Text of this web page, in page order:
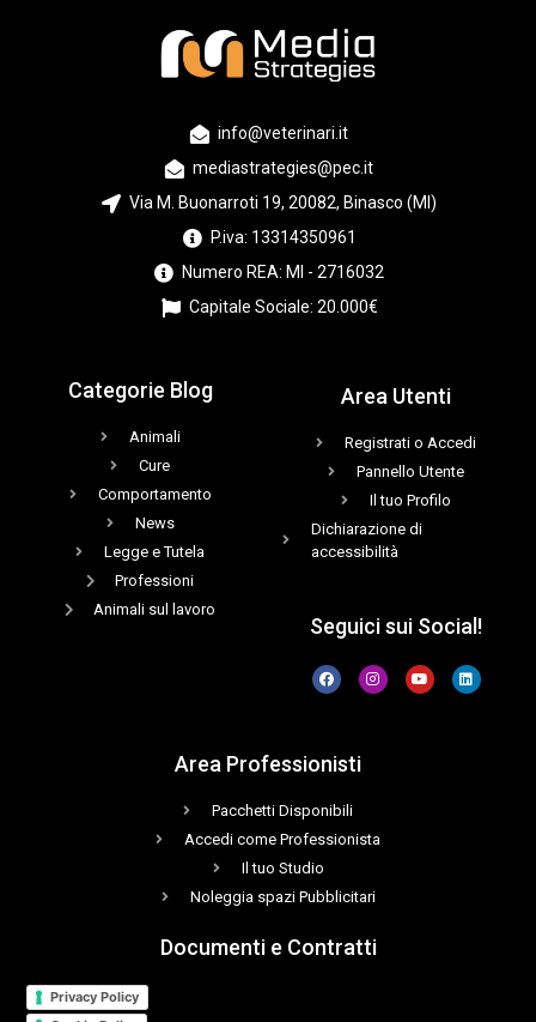
info@veterinari.it
mediastrategies@pec.it
Via M. Buonarroti 19, 20082, Binasco (MI)
P.iva: 13314350961
Numero REA: MI - 2716032
Capitale Sociale: 20.000€
Categorie Blog
Animali
Cure
Comportamento
News
Legge e Tutela
Professioni
Animali sul lavoro
Area Utenti
Registrati o Accedi
Pannello Utente
Il tuo Profilo
Dichiarazione di
accessibilità
Seguici sui Social!
Area Professionisti
Pacchetti Disponibili
Accedi come Professionista
Il tuo Studio
Noleggia spazi Pubblicitari
Documenti e Contratti
Privacy Policy